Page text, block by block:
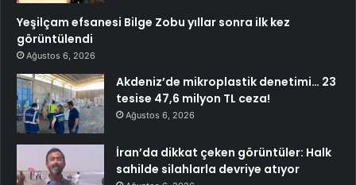
Yeşilçam efsanesi Bilge Zobu yıllar sonra ilk kez
görüntülendi
Ağustos 6, 2026
Akdeniz’de mikroplastik denetimi… 23
tesise 47,6 milyon TL ceza!
Ağustos 6, 2026
İran’da dikkat çeken görüntüler: Halk
sahilde silahlarla devriye atıyor